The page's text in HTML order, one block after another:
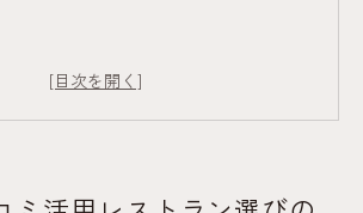
高評価レストランの選び方ガイド